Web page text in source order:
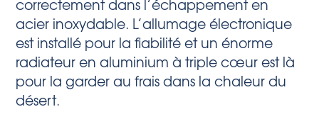
correctement dans l’échappement en
acier inoxydable. L’allumage électronique
est installé pour la fiabilité et un énorme
radiateur en aluminium à triple cœur est là
pour la garder au frais dans la chaleur du
désert.